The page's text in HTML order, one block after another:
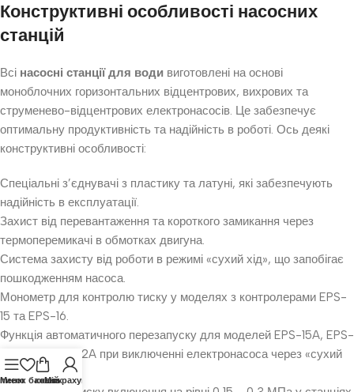
Конструктивні особливості насосних
станцій
Всі насосні станції для води виготовлені на основі
моноблочних горизонтальних відцентрових, вихрових та
струменево-відцентрових електронасосів. Це забезпечує
оптимальну продуктивність та надійність в роботі. Ось деякі
конструктивні особливості:
Спеціальні з’єднувачі з пластику та латуні, які забезпечують
надійність в експлуатації.
Захист від перевантаження та короткого замикання через
термоперемикачі в обмотках двигуна.
Система захисту від роботи в режимі «сухий хід», що запобігає
пошкодженням насоса.
Монометр для контролю тиску у моделях з контролерами EPS-
15 та EPS-16.
Функція автоматичного перезапуску для моделей EPS-15A, EPS-
II-12A, EPS-II-22A при виключенні електронасоса через «сухий
хід».
Меню бажань
кошик
Мій рахунок